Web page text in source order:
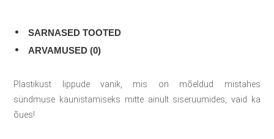
SARNASED TOOTED
ARVAMUSED (0)
Plastikust lippude vanik, mis on mõeldud mistahes
sündmuse kaunistamiseks mitte ainult siseruumides, vaid ka
õues!